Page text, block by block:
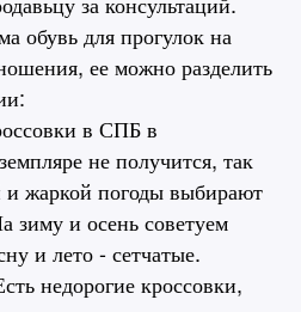
обувь для прогулок на
ее можно разделить
в СПБ в
не получится, так
и жаркой погоды выбирают
зиму и осень советуем
и лето - сетчатые.
недорогие кроссовки,